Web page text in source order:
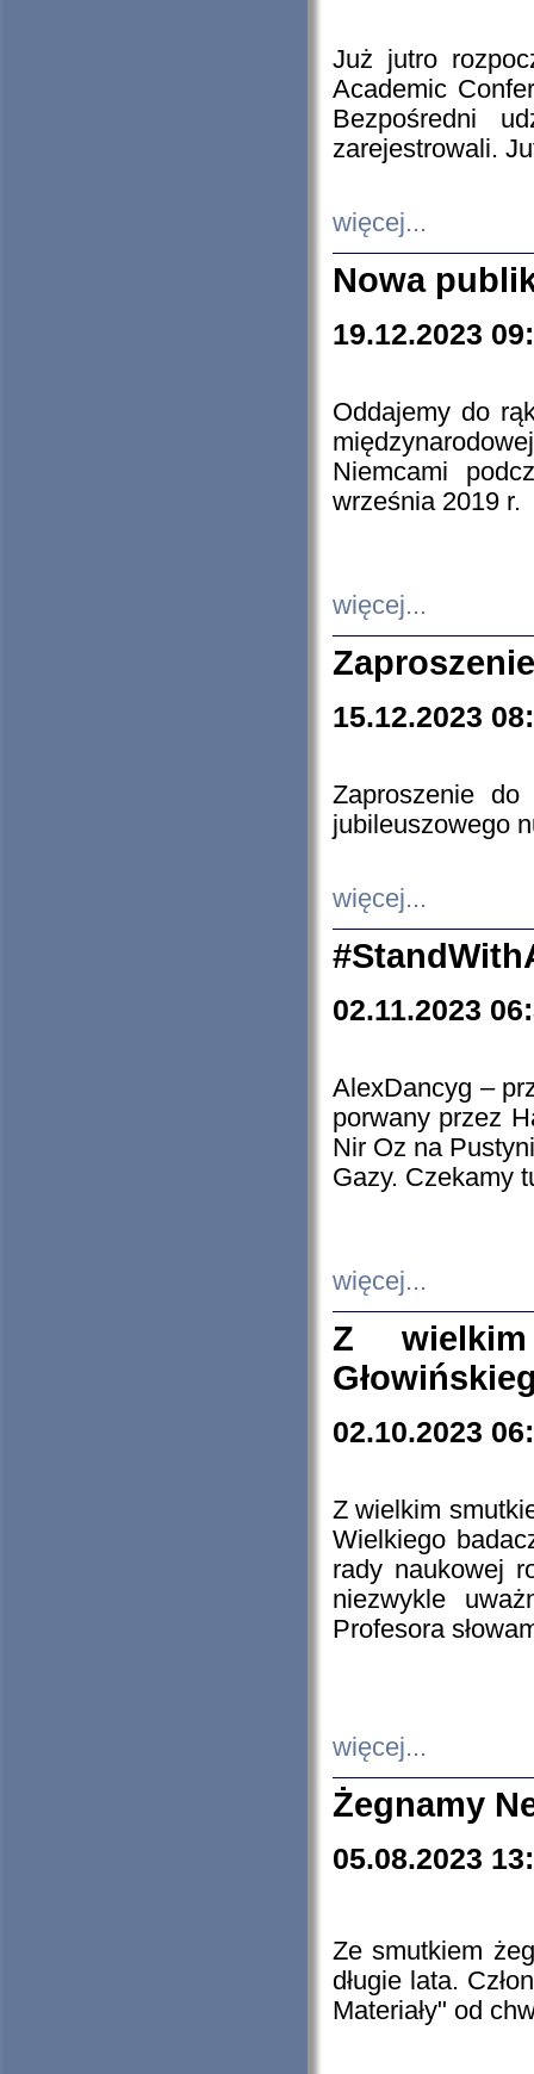
Już jutro
Academic
Bezpośredni
zarejestrowali.
więcej...
Nowa
19.12.2023
Oddajemy do
Niemcami
września 2019 r.
więcej...
15.12.2023
Zaproszenie do
jubileuszowego
więcej...
02.11.2023
AlexDancyg –
porwany przez
Nir Oz na
Gazy. Czekamy
więcej...
Z
02.10.2023
Z wielkim
Wielkiego
rady naukowej
niezwykle
Profesora
więcej...
Żegnamy
05.08.2023
Ze smutkiem
długie lata.
Materiały" od